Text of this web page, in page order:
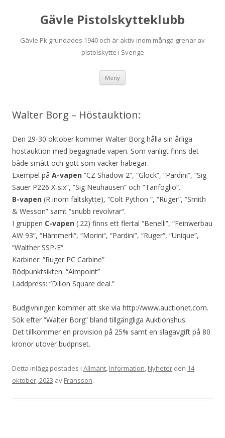
Gävle Pistolskytteklubb
Gävle Pk grundades 1940 och är aktiv inom många grenar av
pistolskytte i Sverige
Meny
Walter Borg – Höstauktion:
Den 29-30 oktober kommer Walter Borg hålla sin årliga
höstauktion med begagnade vapen. Som vanligt finns det
både smått och gott som väcker habegär.
Exempel på A-vapen “CZ Shadow 2“, “Glock“, “Pardini“, “Sig
Sauer P226 X-six”, “Sig Neuhausen” och “Tanfoglio“.
B-vapen (R inom fältskytte), “Colt Python “, “Ruger“, “Smith
& Wesson” samt “snubb revolvrar“.
I gruppen C-vapen (.22) finns ett flertal “Benelli”, “Feinwerbau
AW 93“, “Hämmerli“, “Morini“, “Pardini”, “Ruger“, “Unique”,
“Walther SSP-E“.
Karbiner: “Ruger PC Carbine”
Rödpunktsikten: “Aimpoint”
Laddpress: “Dillon Square deal.”
Budgivningen kommer att ske via http://www.auctionet.com.
Sök efter “Walter Borg” bland tillgängliga Auktionshus.
Det tillkommer en provision på 25% samt en slagavgift på 80
kronor utöver budpriset.
Detta inlägg postades i Allmänt, Information, Nyheter den 14
oktober, 2023 av Fransson.